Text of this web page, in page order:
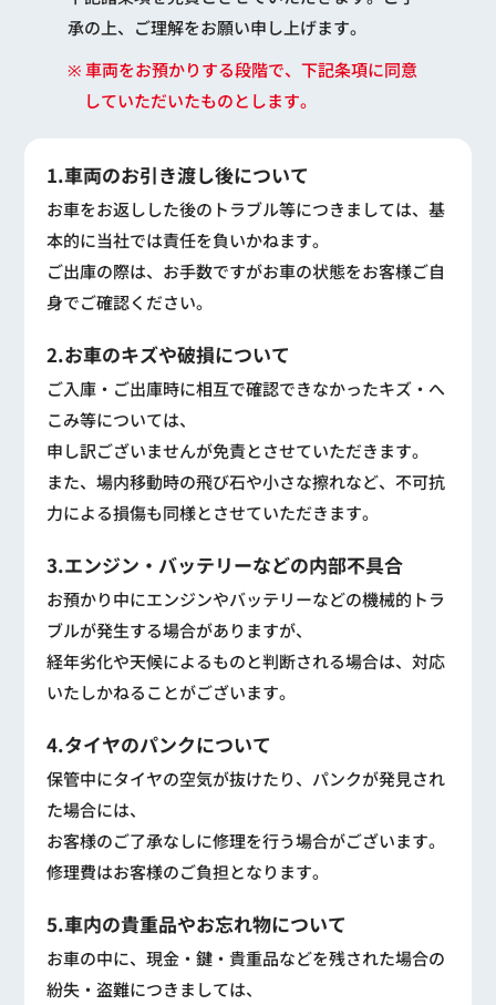
承の上、ご理解をお願い申し上げます。
※ 車両をお預かりする段階で、下記条項に同意
していただいたものとします。
1.車両のお引き渡し後について
お車をお返しした後のトラブル等につきましては、基
本的に当社では責任を負いかねます。
ご出庫の際は、お手数ですがお車の状態をお客様ご自
身でご確認ください。
2.お車のキズや破損について
ご入庫・ご出庫時に相互で確認できなかったキズ・へ
こみ等については、
申し訳ございませんが免責とさせていただきます。
また、場内移動時の飛び石や小さな擦れなど、不可抗
力による損傷も同様とさせていただきます。
3.エンジン・バッテリーなどの内部不具合
お預かり中にエンジンやバッテリーなどの機械的トラ
ブルが発生する場合がありますが、
経年劣化や天候によるものと判断される場合は、対応
いたしかねることがございます。
4.タイヤのパンクについて
保管中にタイヤの空気が抜けたり、パンクが発見され
た場合には、
お客様のご了承なしに修理を行う場合がございます。
修理費はお客様のご負担となります。
5.車内の貴重品やお忘れ物について
お車の中に、現金・鍵・貴重品などを残された場合の
紛失・盗難につきましては、